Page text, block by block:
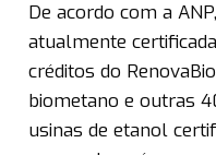
De acordo com a
atualmente
créditos do
biometano e outras
usinas de etanol